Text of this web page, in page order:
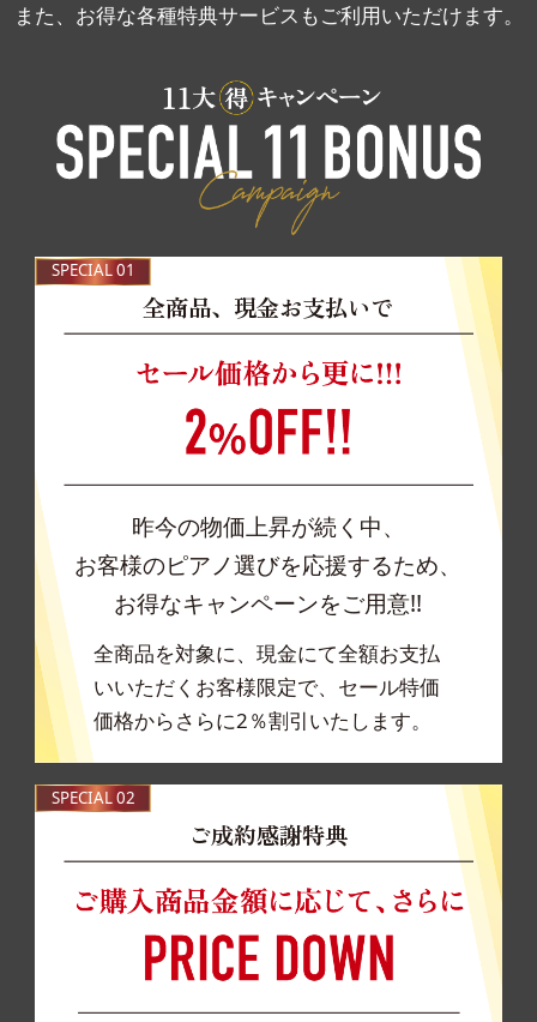
また、お得な各種特典サービスもご利用いただけます。
SPECIAL 01
全商品、現金お支払いで
昨今の物価上昇が続く中、
お客様のピアノ選びを応援するため、
お得なキャンペーンをご用意!!
全商品を対象に、現金にて全額お支払
いいただくお客様限定で、セール特価
価格からさらに2％割引いたします。
SPECIAL 02
ご成約感謝特典